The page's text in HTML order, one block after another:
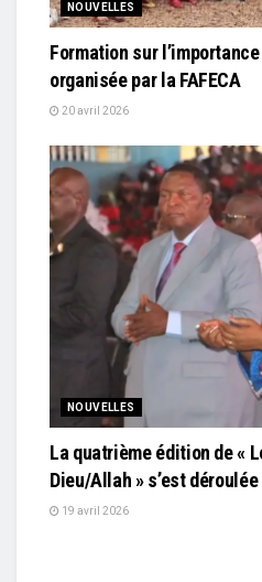
NOUVELLES
Formation sur
organisée par la FAFECA
20 avril 2026
NOUVELLES
La quatrième édition de «
Dieu/Allah » s’est
19 avril 2026